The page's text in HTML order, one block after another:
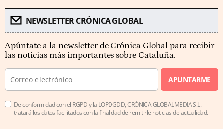
NEWSLETTER CRÓNICA GLOBAL
Apúntate a la newsletter de Crónica Global para recibir
las noticias más importantes sobre Cataluña.
APUNTARME
De conformidad con el RGPD y la LOPDGDD, CRÓNICA GLOBALMEDIA S.L.
tratará los datos facilitados con la finalidad de remitirle noticias de actualidad.